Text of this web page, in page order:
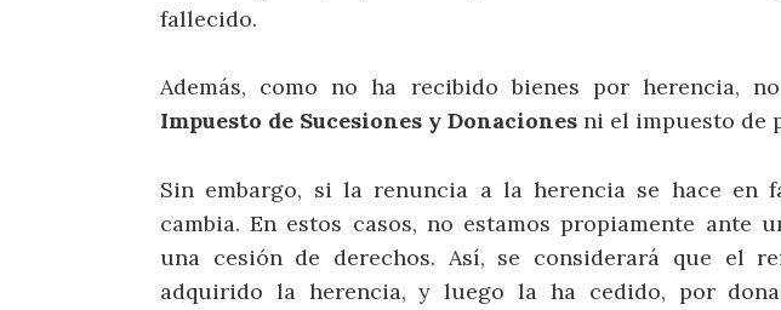
fallecido.
Además, como no ha recibido bienes por herencia,
Impuesto de Sucesiones y Donaciones ni el impuesto de
Sin embargo, si la renuncia a la herencia se hace en
cambia. En estos casos, no estamos propiamente ante
una cesión de derechos. Así, se considerará que el
adquirido la herencia, y luego la ha cedido, por